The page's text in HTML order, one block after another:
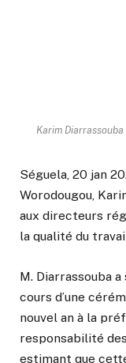
Karim
Séguela, 20 jan
Worodougou,
aux directeurs
la qualité du
M. Diarrassouba
cours d’une
nouvel an à la
responsabilité
estimant que